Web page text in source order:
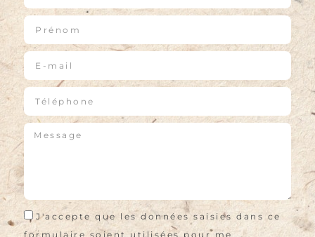
J'accepte que les données saisies dans ce
formulaire soient utilisées pour me